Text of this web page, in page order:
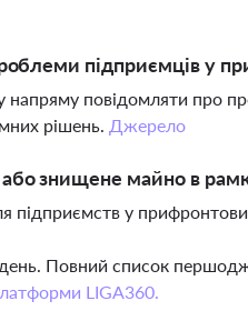
підприємців у
напряму повідомляти про
рішень. Джерело
знищене майно в
підприємств у
Повний список
LIGA360.